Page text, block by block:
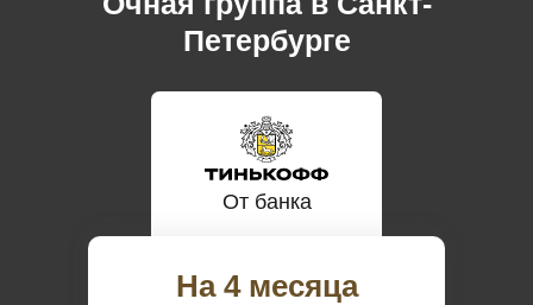
Петербурге
На 4 месяца
От банка